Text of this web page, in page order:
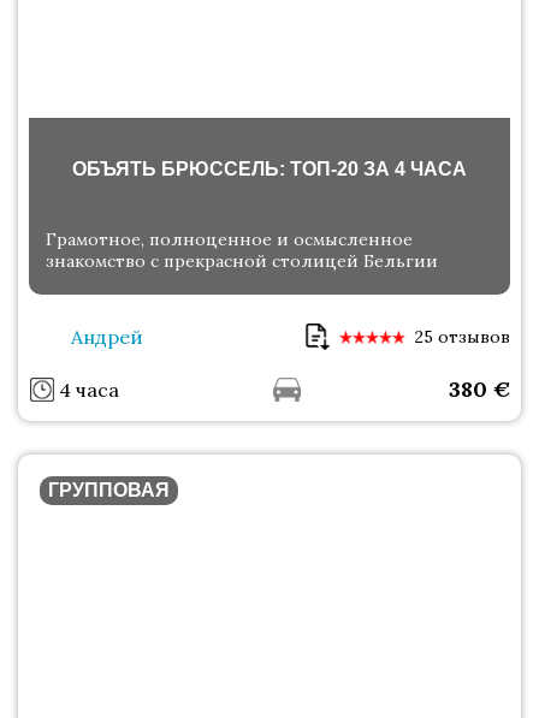
ОБЪЯТЬ БРЮССЕЛЬ: ТОП-20 ЗА 4 ЧАСА
Грамотное, полноценное и осмысленное
знакомство с прекрасной столицей Бельгии
Андрей 25 отзывов
4 часа 380 €
ГРУППОВАЯ